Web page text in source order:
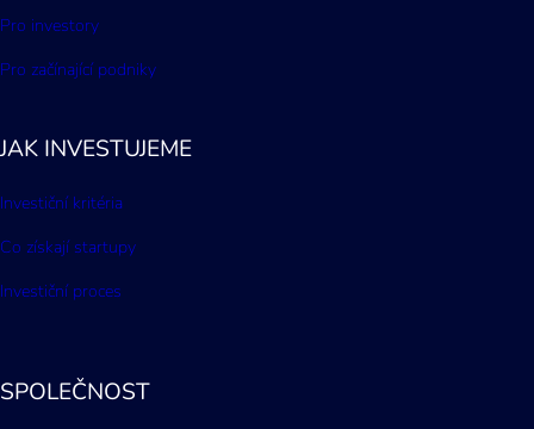
Pro investory
Pro začínající podniky
JAK INVESTUJEME
Investiční kritéria
Co získají startupy
Investiční proces
SPOLEČNOST